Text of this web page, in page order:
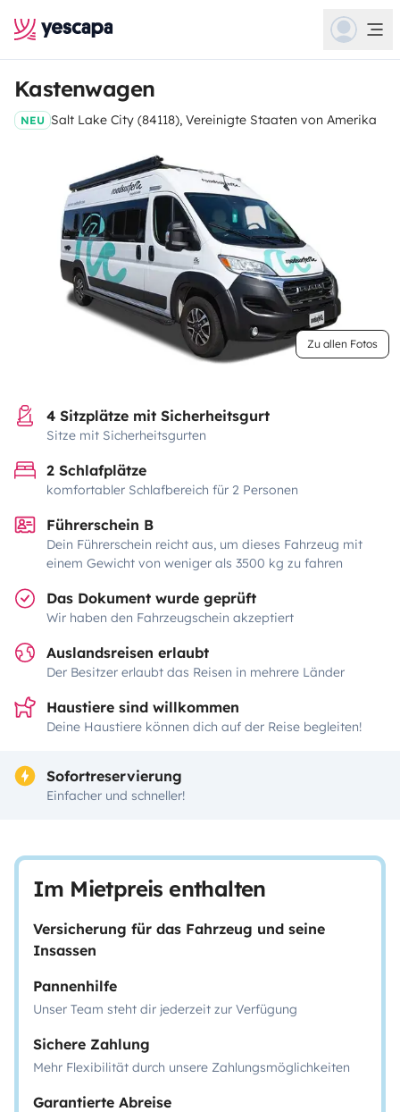
Kastenwagen
NEU Salt Lake City (84118), Vereinigte Staaten von Amerika
Zu allen Fotos
4 Sitzplätze mit Sicherheitsgurt
Sitze mit Sicherheitsgurten
2 Schlafplätze
komfortabler Schlafbereich für 2 Personen
Führerschein B
Dein Führerschein reicht aus, um dieses Fahrzeug mit
einem Gewicht von weniger als 3500 kg zu fahren
Das Dokument wurde geprüft
Wir haben den Fahrzeugschein akzeptiert
Auslandsreisen erlaubt
Der Besitzer erlaubt das Reisen in mehrere Länder
Haustiere sind willkommen
Deine Haustiere können dich auf der Reise begleiten!
Sofortreservierung
Einfacher und schneller!
Im Mietpreis enthalten
Versicherung für das Fahrzeug und seine
Insassen
Pannenhilfe
Unser Team steht dir jederzeit zur Verfügung
Sichere Zahlung
Mehr Flexibilität durch unsere Zahlungsmöglichkeiten
Garantierte Abreise